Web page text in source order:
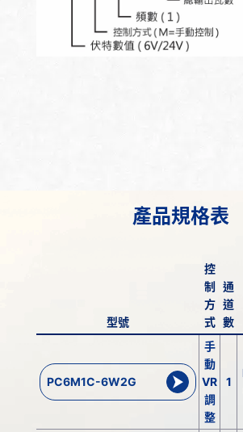
產品規格表
型號
控
制
方
式
通
道
數
PC6M1C-6W2G
手
動
VR
調
整
1